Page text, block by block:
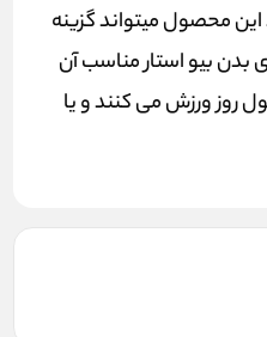
محصول میتواند گزینه
بدن بیو استار مناسب آن
روز ورزش می کنند و یا